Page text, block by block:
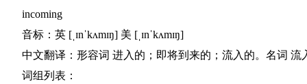
incoming
音标：英 [ˌɪnˈkʌmɪŋ] 美 [ˌɪnˈkʌmɪŋ]
中文翻译：形容词 进入的；即将到来的；流入的。名词 流
词组列表：